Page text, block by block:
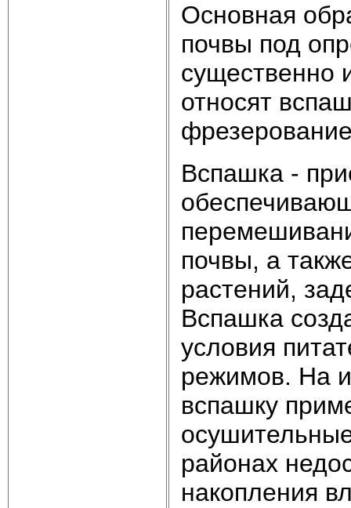
Основная
почвы под
существенно
относят
Вспашка -
почвы, а
растений,
Вспашка
условия
режимов. На
вспашку
районах
накопления